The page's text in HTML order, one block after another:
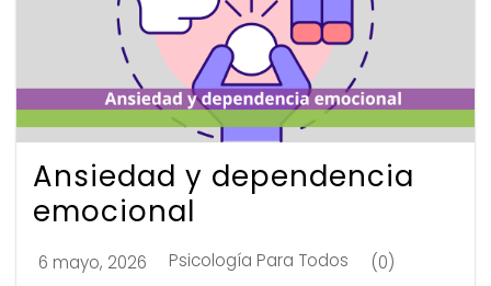
Ansiedad y dependencia
emocional
6 mayo, 2026 Psicología Para Todos (0)